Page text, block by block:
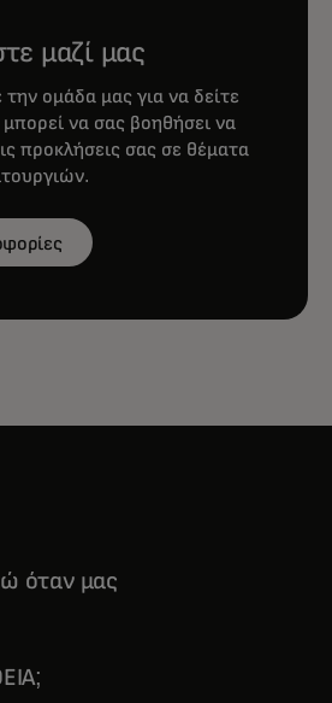
μαζί μας
ομάδα μας για να δείτε
να σας βοηθήσει να
προκλήσεις σας σε θέματα
όταν μας